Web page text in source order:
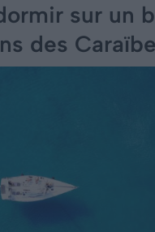
sur un
des